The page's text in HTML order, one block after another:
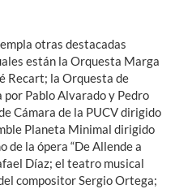
otras destacadas
están la Orquesta Marga
Recart; la Orquesta de
por Pablo Alvarado y Pedro
Cámara de la PUCV dirigido
Planeta Minimal dirigido
de la ópera “De Allende a
Díaz; el teatro musical
compositor Sergio Ortega;